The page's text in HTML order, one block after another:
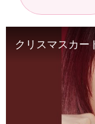
クリスマスカー